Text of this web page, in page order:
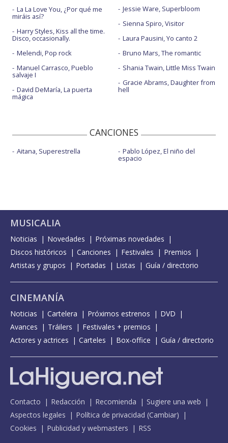
La La Love You, ¿Por qué me
miráis así?
Harry Styles, Kiss all the time.
Disco, occasionally.
Melendi, Pop rock
Manuel Carrasco, Pueblo
salvaje I
David DeMaría, La puerta
mágica
Jessie Ware, Superbloom
Sienna Spiro, Visitor
Laura Pausini, Yo canto 2
Bruno Mars, The romantic
Shania Twain, Little Miss Twain
Gracie Abrams, Daughter from
hell
CANCIONES
Aitana, Superestrella Pablo López, El niño del
espacio
MUSICALIA
Noticias Novedades
Próximas novedades
Discos históricos
Canciones Festivales
Premios
Artistas y grupos
Portadas Listas Guía / directorio
CINEMANÍA
Noticias Cartelera Próximos estrenos
DVD
Avances
Tráilers
Festivales + premios
Actores y actrices
Carteles Box-office Guía / directorio
Contacto Redacción Recomienda
Sugiere una web
Aspectos legales
Política de privacidad (Cambiar)
Cookies
Publicidad y webmasters RSS